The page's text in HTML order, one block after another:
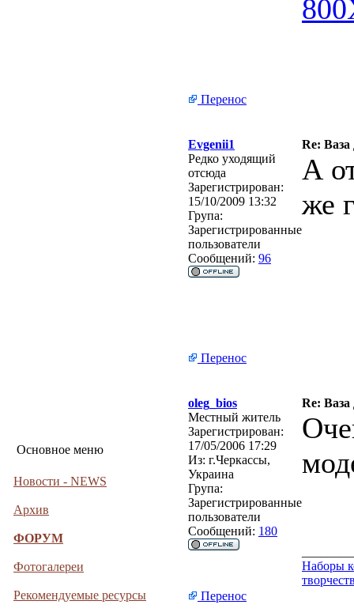
Основное меню
Новости - NEWS
Архив
ФОРУМ
Фотогалереи
Рекомендуемые ресурсы
Перенос
Evgenii1
Re: Ваза
Редко уходящий
отсюда
Зарегистрирован:
15/10/2009 13:32
Група:
Зарегистрированные
пользователи
Сообщений: 96
А
же
Перенос
oleg_bios
Re: Ваза
Местный житель
Зарегистрирован:
17/05/2006 17:29
Из: г.Черкассы,
Украина
Група:
Зарегистрированные
пользователи
Сообщений: 180
Наборы
Перенос